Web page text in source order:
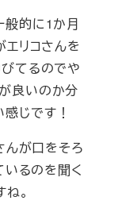
的に1か月
リコさんを
てるのでや
良いのか分
じです！
が口をそろ
るのを聞く
。